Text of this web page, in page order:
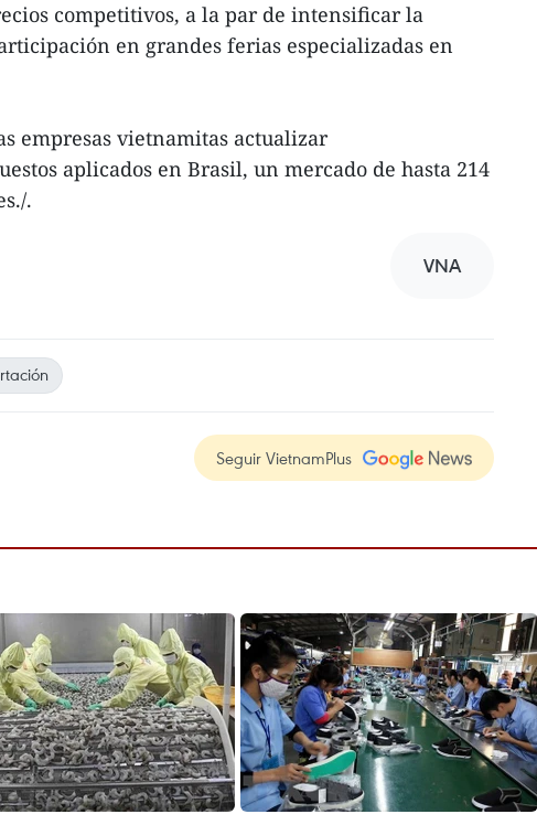
competitivos, a la par de intensificar la
en grandes ferias especializadas en
empresas vietnamitas actualizar
aplicados en Brasil, un mercado de hasta 214
.
VNA
Seguir VietnamPlus